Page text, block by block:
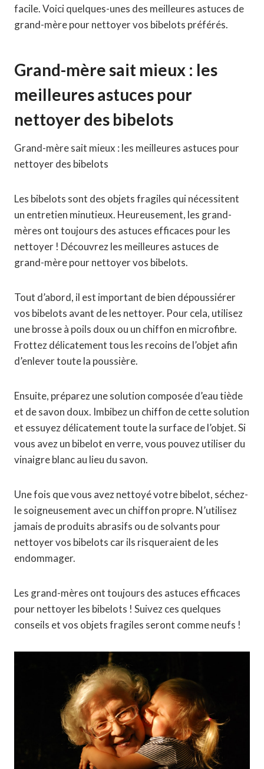
facile. Voici quelques-unes des meilleures astuces de
grand-mère pour nettoyer vos bibelots préférés.
Grand-mère sait mieux : les
meilleures astuces pour
nettoyer des bibelots
Grand-mère sait mieux : les meilleures astuces pour
nettoyer des bibelots
Les bibelots sont des objets fragiles qui nécessitent
un entretien minutieux. Heureusement, les grand-
mères ont toujours des astuces efficaces pour les
nettoyer ! Découvrez les meilleures astuces de
grand-mère pour nettoyer vos bibelots.
Tout d’abord, il est important de bien dépoussiérer
vos bibelots avant de les nettoyer. Pour cela, utilisez
une brosse à poils doux ou un chiffon en microfibre.
Frottez délicatement tous les recoins de l’objet afin
d’enlever toute la poussière.
Ensuite, préparez une solution composée d’eau tiède
et de savon doux. Imbibez un chiffon de cette solution
et essuyez délicatement toute la surface de l’objet. Si
vous avez un bibelot en verre, vous pouvez utiliser du
vinaigre blanc au lieu du savon.
Une fois que vous avez nettoyé votre bibelot, séchez-
le soigneusement avec un chiffon propre. N’utilisez
jamais de produits abrasifs ou de solvants pour
nettoyer vos bibelots car ils risqueraient de les
endommager.
Les grand-mères ont toujours des astuces efficaces
pour nettoyer les bibelots ! Suivez ces quelques
conseils et vos objets fragiles seront comme neufs !